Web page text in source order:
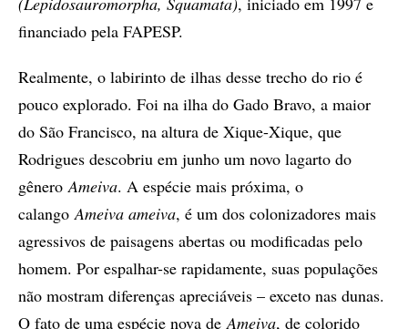
financiado pela FAPESP.
Realmente, o labirinto de ilhas desse trecho do rio é
pouco explorado. Foi na ilha do Gado Bravo, a maior
do São Francisco, na altura de Xique-Xique, que
Rodrigues descobriu em junho um novo lagarto do
gêneroAmeiva. A espécie mais próxima, o
calangoAmeiva ameiva, é um dos colonizadores mais
agressivos de paisagens abertas ou modificadas pelo
homem. Por espalhar-se rapidamente, suas populações
não mostram diferenças apreciáveis – exceto nas dunas.
O fato de uma espécie nova deAmeiva, de colorido